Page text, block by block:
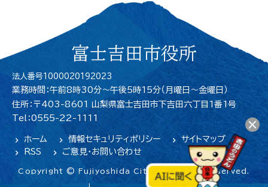
富士吉田市役所
法人番号1000020192023
業務時間：午前8時30分～午後5時15分（月曜日〜金曜日）
住所：〒403-8601 山梨県富士吉田市下吉田六丁目1番1号
Tel：0555-22-1111
ホーム 情報セキュリティポリシー
サイトマップ
RSS
ご意見・お問い合わせ
Copyright © Fujiyoshida City. All Rights Reserved.